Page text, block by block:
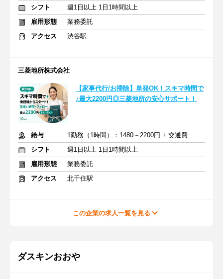
シフト
週1日以上 1日1時間以上
雇用形態
業務委託
アクセス
渋谷駅
三菱地所株式会社
【家事代行/お掃除】単発OK！スキマ時間で
♪最大2200円◎三菱地所の安心サポート！
給与
1勤務（1時間）：1480～2200円 + 交通費
シフト
週1日以上 1日1時間以上
雇用形態
業務委託
アクセス
北千住駅
この企業の求人一覧を見る
ダスキンおおや